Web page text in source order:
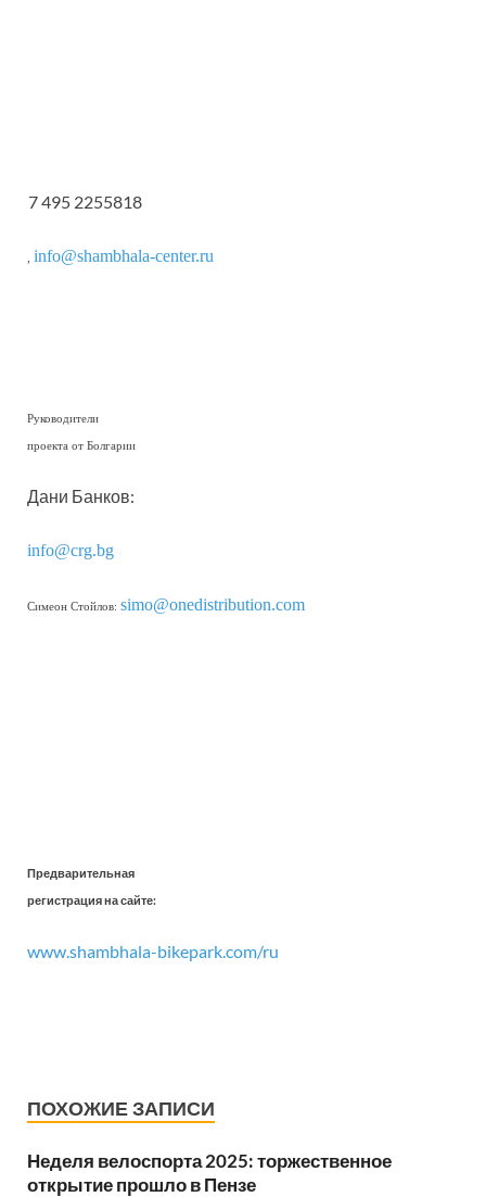
7 495 2255818
info@shambhala-center.ru
Руководители
проекта от Болгарии
Дани Банков:
info@crg.bg
Симеон Стойлов: simo@onedistribution.com
Предварительная
регистрация на сайте:
www.shambhala-bikepark.com/ru
ПОХОЖИЕ ЗАПИСИ
Неделя велоспорта 2025: торжественное
открытие прошло в Пензе